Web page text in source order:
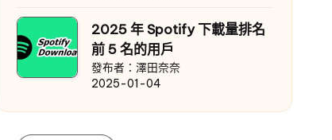
2025 年 Spotify 下載量排名
前 5 名的用戶
發布者：澤田奈奈
2025-01-04